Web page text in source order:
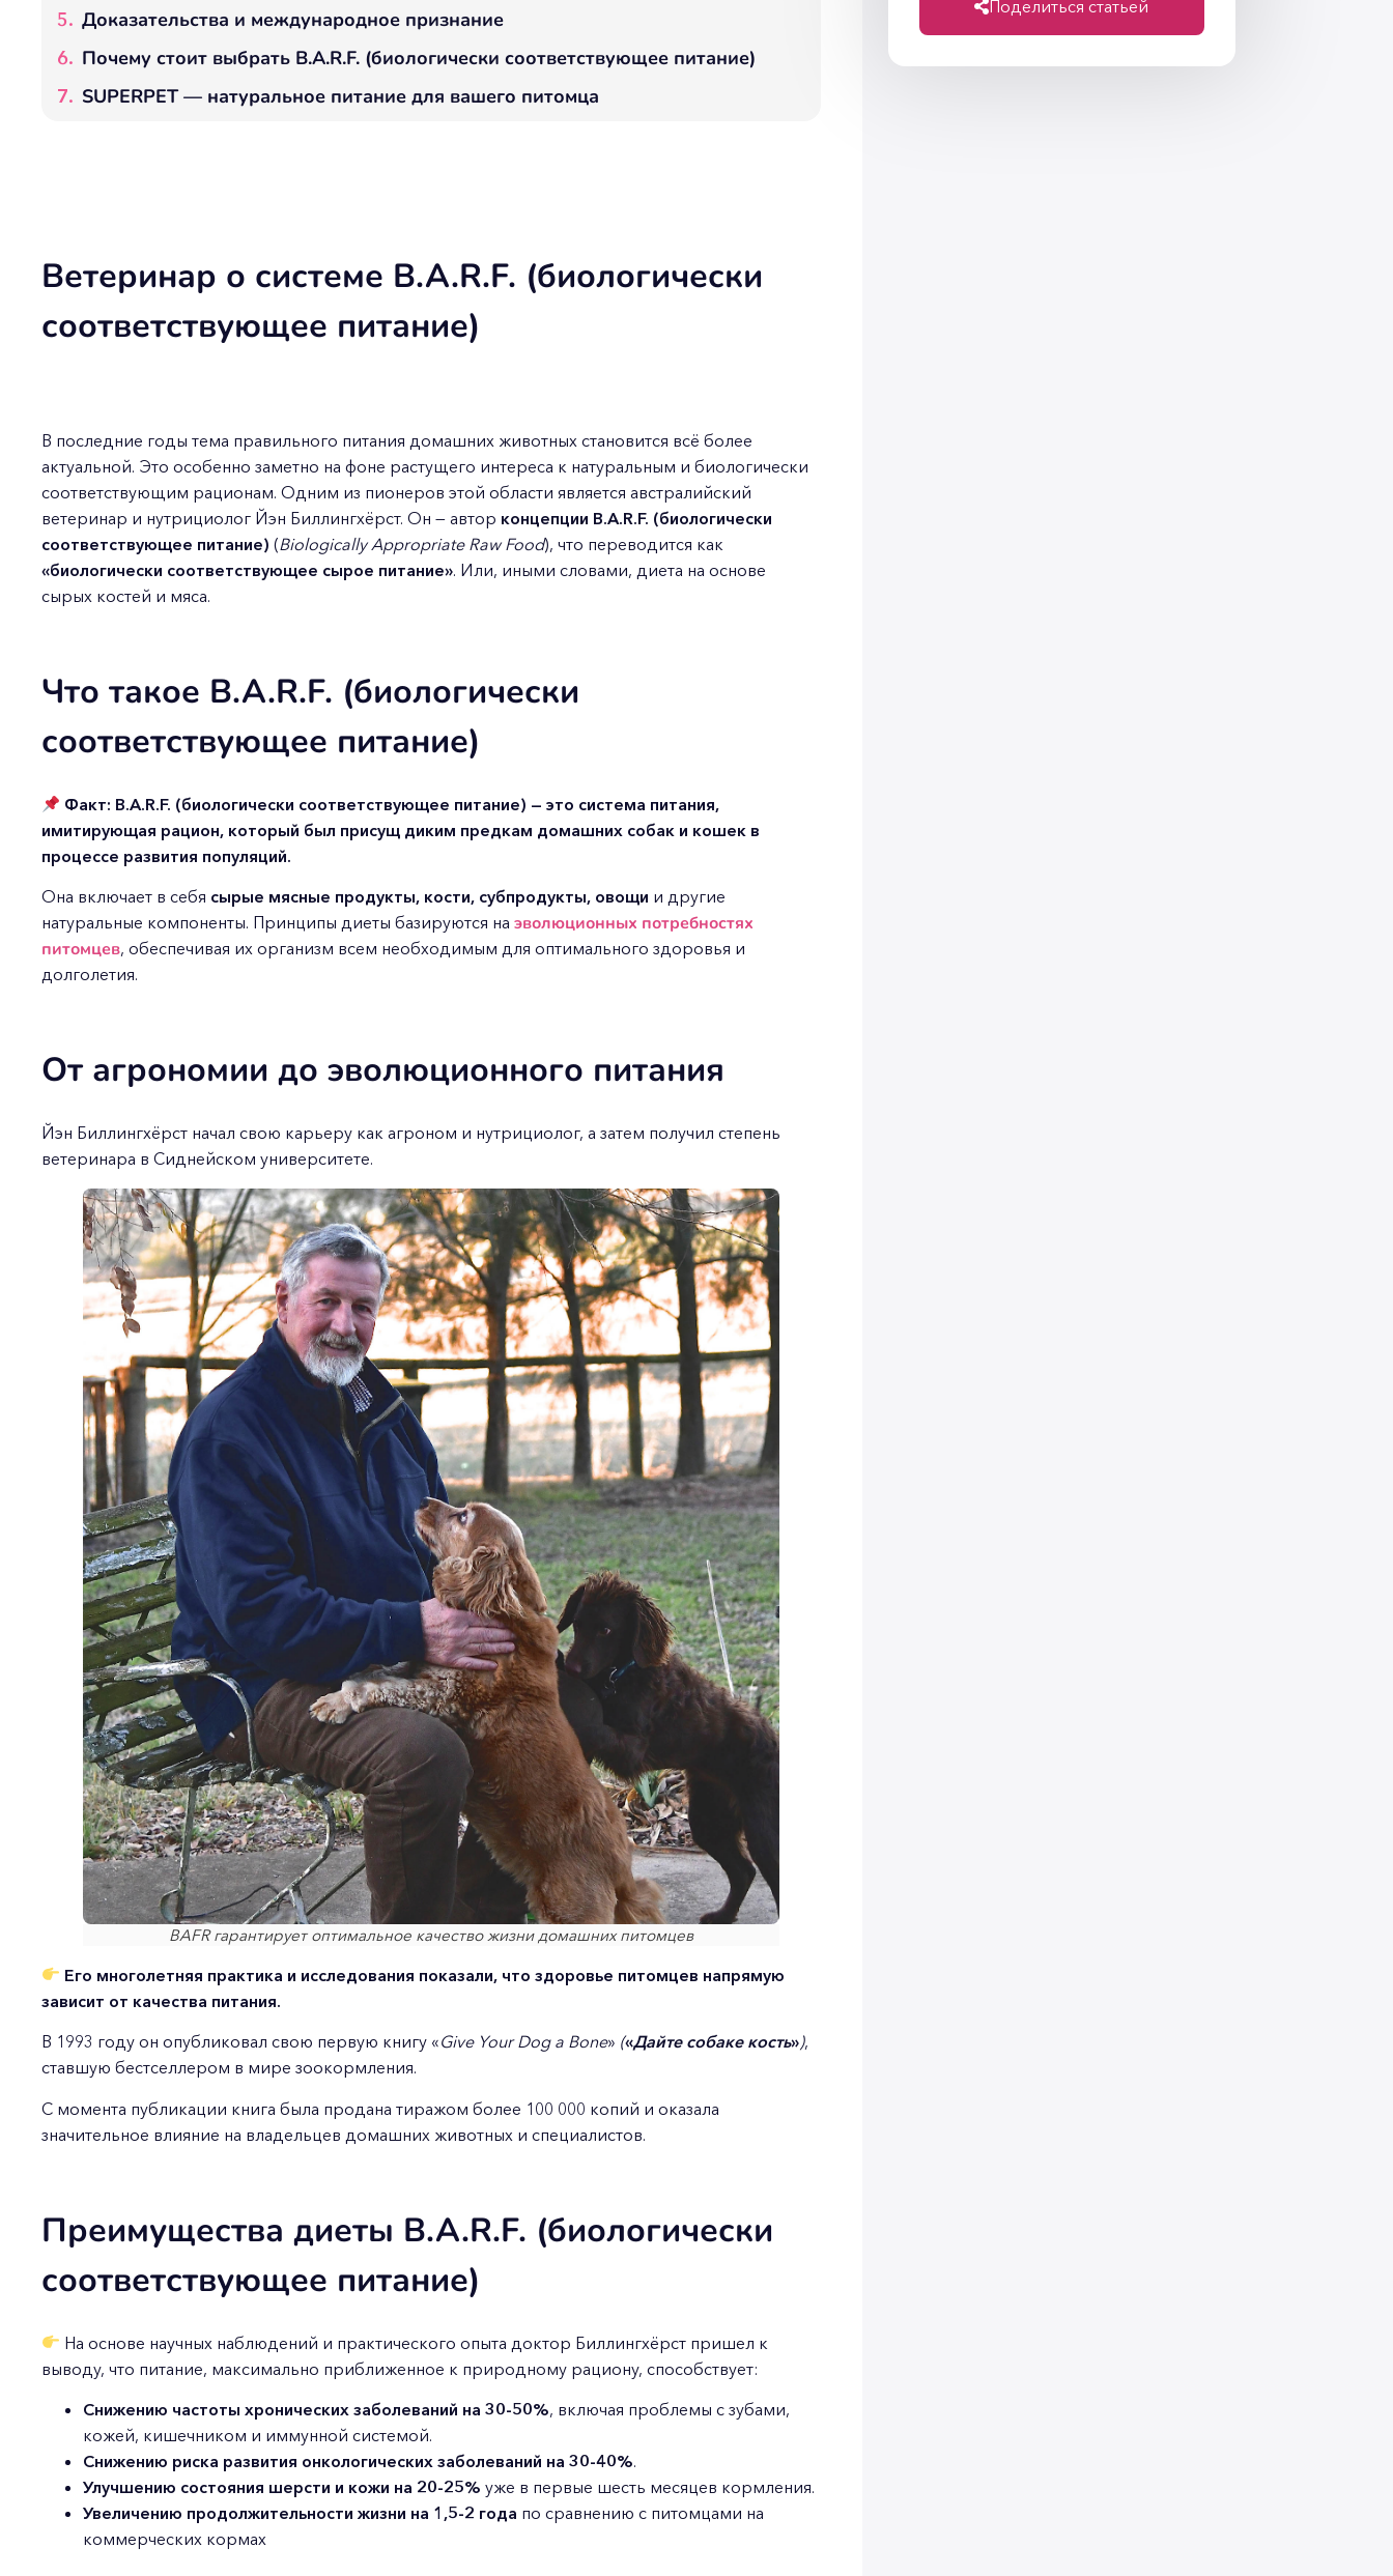
Доказательства и международное признание
Почему стоит выбрать B.A.R.F. (биологически соответствующее питание)
SUPERPET — натуральное питание для вашего питомца
Ветеринар о системе B.A.R.F. (биологически
соответствующее питание)
В последние годы тема правильного питания домашних животных становится всё более
актуальной. Это особенно заметно на фоне растущего интереса к натуральным и биологически
соответствующим рационам. Одним из пионеров этой области является австралийский
ветеринар и нутрициолог Йэн Биллингхёрст. Он — автор концепции B.A.R.F. (биологически
соответствующее питание) (Biologically Appropriate Raw Food), что переводится как
«биологически соответствующее сырое питание». Или, иными словами, диета на основе
сырых костей и мяса.
Что такое B.A.R.F. (биологически
соответствующее питание)
Факт: B.A.R.F. (биологически соответствующее питание) — это система питания,
имитирующая рацион, который был присущ диким предкам домашних собак и кошек в
процессе развития популяций.
Она включает в себя сырые мясные продукты, кости, субпродукты, овощи и другие
натуральные компоненты. Принципы диеты базируются на эволюционных потребностях
питомцев, обеспечивая их организм всем необходимым для оптимального здоровья и
долголетия.
От агрономии до эволюционного питания
Йэн Биллингхёрст начал свою карьеру как агроном и нутрициолог, а затем получил степень
ветеринара в Сиднейском университете.
BAFR гарантирует оптимальное качество жизни домашних питомцев
Его многолетняя практика и исследования показали, что здоровье питомцев напрямую
зависит от качества питания.
В 1993 году он опубликовал свою первую книгу «Give Your Dog a Bone» («Дайте собаке кость»),
ставшую бестселлером в мире зоокормления.
С момента публикации книга была продана тиражом более 100 000 копий и оказала
значительное влияние на владельцев домашних животных и специалистов.
Преимущества диеты B.A.R.F. (биологически
соответствующее питание)
На основе научных наблюдений и практического опыта доктор Биллингхёрст пришел к
выводу, что питание, максимально приближенное к природному рациону, способствует:
Снижению частоты хронических заболеваний на 30-50%, включая проблемы с зубами,
кожей, кишечником и иммунной системой.
Снижению риска развития онкологических заболеваний на 30-40%.
Улучшению состояния шерсти и кожи на 20-25% уже в первые шесть месяцев кормления.
Увеличению продолжительности жизни на 1,5-2 года по сравнению с питомцами на
коммерческих кормах
Поделиться статьей